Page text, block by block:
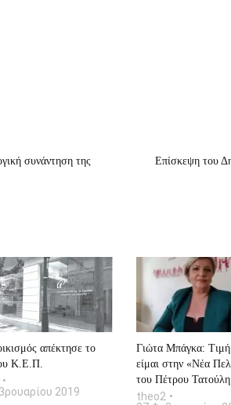
συνάντηση της
Επίσκεψη του
απέκτησε το
Κ.Ε.Π.
2019
Γιώτα Μπάγκα:
είμαι στην «Νέα
του Πέτρου Τατούλη
theo2